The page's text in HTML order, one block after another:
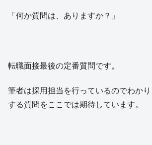
「何か質問は、ありますか？」
転職面接最後の定番質問です。
筆者は採用担当を行っているのでわか
する質問をここでは期待しています。